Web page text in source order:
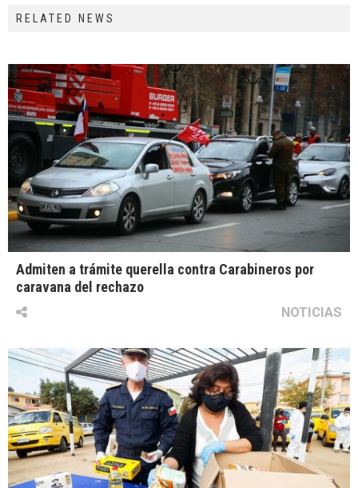
RELATED NEWS
Admiten a trámite querella contra Carabineros por
caravana del rechazo
NOTICIAS